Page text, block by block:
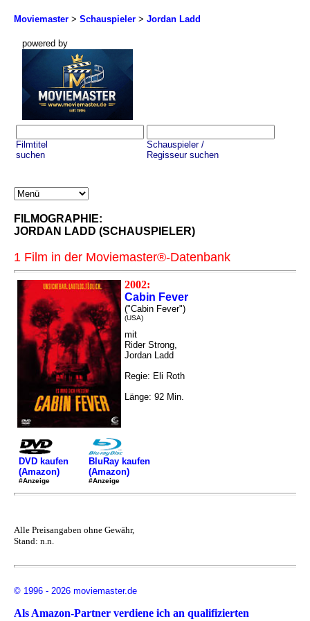
Moviemaster > Schauspieler > Jordan Ladd
powered by
Filmtitel
suchen
Schauspieler /
Regisseur suchen
FILMOGRAPHIE:
JORDAN LADD (SCHAUSPIELER)
1 Film in der Moviemaster®-Datenbank
2002:
Cabin Fever
("Cabin Fever")
(USA)
mit
Rider Strong,
Jordan Ladd
Regie: Eli Roth
Länge: 92 Min.
DVD kaufen
(Amazon)
#Anzeige
BluRay kaufen
(Amazon)
#Anzeige
Alle Preisangaben ohne Gewähr,
Stand: n.n.
© 1996 - 2026 moviemaster.de
Als Amazon-Partner verdiene ich an qualifizierten